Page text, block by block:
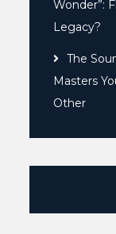
Wonder”:
Legacy?
The
Masters
Other